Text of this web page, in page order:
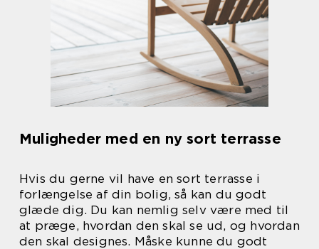
Muligheder med en ny sort terrasse
Hvis du gerne vil have en sort terrasse i
forlængelse af din bolig, så kan du godt
glæde dig. Du kan nemlig selv være med til
at præge, hvordan den skal se ud, og hvordan
den skal designes. Måske kunne du godt